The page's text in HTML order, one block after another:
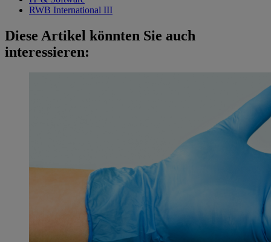
RWB International III
Diese Artikel könnten Sie auch
interessieren: